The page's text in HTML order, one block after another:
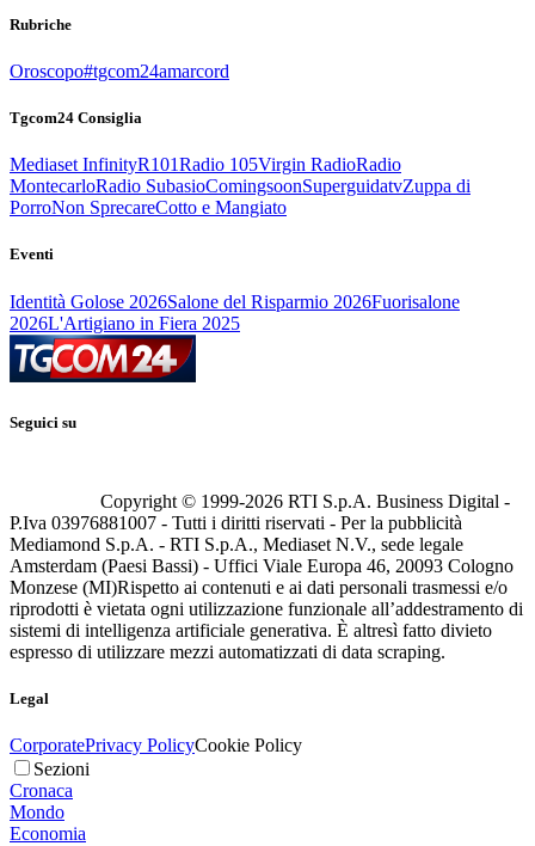
Rubriche
Oroscopo#tgcom24amarcord
Tgcom24 Consiglia
Mediaset InfinityR101Radio 105Virgin RadioRadio
MontecarloRadio SubasioComingsoonSuperguidatvZuppa di
PorroNon SprecareCotto e Mangiato
Eventi
Identità Golose 2026Salone del Risparmio 2026Fuorisalone
2026L'Artigiano in Fiera 2025
Seguici su
Copyright © 1999-2026 RTI S.p.A. Business Digital -
P.Iva 03976881007 - Tutti i diritti riservati - Per la pubblicità
Mediamond S.p.A. - RTI S.p.A., Mediaset N.V., sede legale
Amsterdam (Paesi Bassi) - Uffici Viale Europa 46, 20093 Cologno
Monzese (MI)Rispetto ai contenuti e ai dati personali trasmessi e/o
riprodotti è vietata ogni utilizzazione funzionale all’addestramento di
sistemi di intelligenza artificiale generativa. È altresì fatto divieto
espresso di utilizzare mezzi automatizzati di data scraping.
Legal
CorporatePrivacy PolicyCookie Policy
Sezioni
Cronaca
Mondo
Economia